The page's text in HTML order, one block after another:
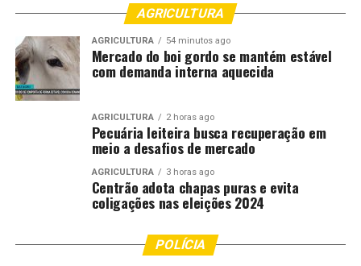
AGRICULTURA
AGRICULTURA 54 minutos ago
Mercado do boi gordo se mantém estável
com demanda interna aquecida
AGRICULTURA 2 horas ago
Pecuária leiteira busca recuperação em
meio a desafios de mercado
AGRICULTURA 3 horas ago
Centrão adota chapas puras e evita
coligações nas eleições 2024
POLÍCIA